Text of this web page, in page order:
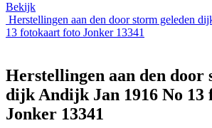
Bekijk
Herstellingen aan den door storm geleden
13 fotokaart foto Jonker 13341
Herstellingen aan den door
dijk Andijk Jan 1916 No 13
Jonker 13341